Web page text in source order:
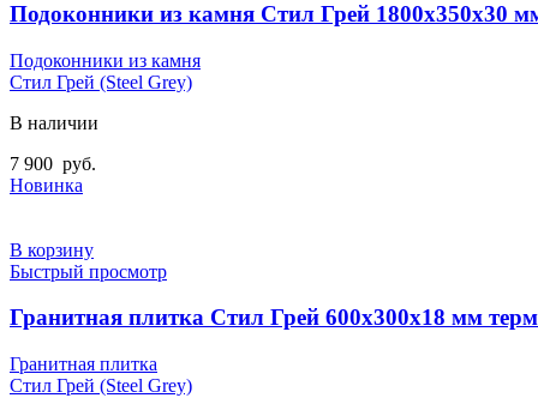
Подоконники из камня Стил Грей 1800х350х30
Подоконники из камня
Стил Грей (Steel Grey)
В наличии
7 900 руб.
Новинка
В корзину
Быстрый просмотр
Гранитная плитка Стил Грей 600х300х18 мм
Гранитная плитка
Стил Грей (Steel Grey)